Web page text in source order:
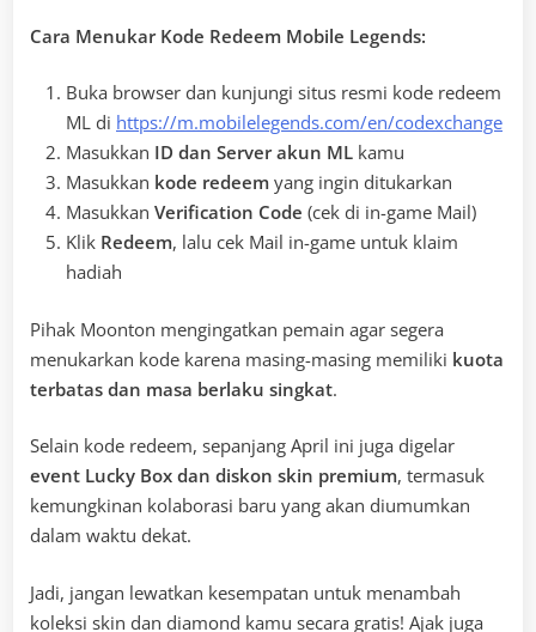
Cara Menukar Kode Redeem Mobile Legends:
Buka browser dan kunjungi situs resmi kode redeem
ML di https://m.mobilelegends.com/en/codexchange
Masukkan ID dan Server akun ML kamu
Masukkan kode redeem yang ingin ditukarkan
Masukkan Verification Code (cek di in-game Mail)
Klik Redeem, lalu cek Mail in-game untuk klaim
hadiah
Pihak Moonton mengingatkan pemain agar segera
menukarkan kode karena masing-masing memiliki kuota
terbatas dan masa berlaku singkat.
Selain kode redeem, sepanjang April ini juga digelar
event Lucky Box dan diskon skin premium, termasuk
kemungkinan kolaborasi baru yang akan diumumkan
dalam waktu dekat.
Jadi, jangan lewatkan kesempatan untuk menambah
koleksi skin dan diamond kamu secara gratis! Ajak juga